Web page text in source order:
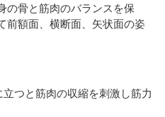
の骨と筋肉のバランスを保
前額面、横断面、矢状面の姿
つと筋肉の収縮を刺激し筋力